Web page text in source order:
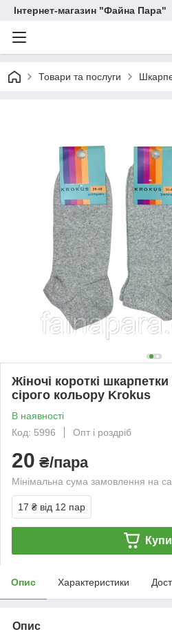
Інтернет-магазин "Файна Пара"
Товари та послуги
Жіночі короткі
сірого кольору Krokus
В наявності
Код: 5996
Опт і роздріб
20 ₴/пара
Мінімальна сума замовлення на
17 ₴ від 12 пар
Опис Характеристики
Опис